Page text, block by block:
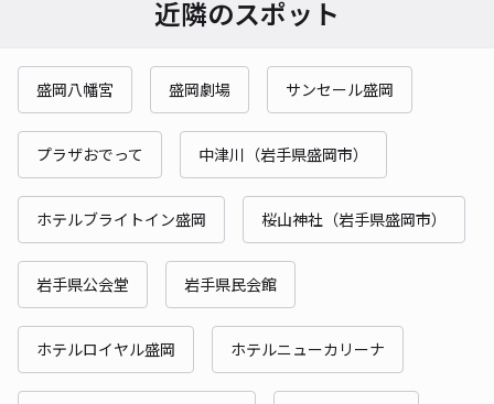
近隣のスポット
盛岡八幡宮 盛岡劇場 サンセール盛岡
プラザおでって 中津川（岩手県盛岡市）
ホテルブライトイン盛岡 桜山神社（岩手県盛岡市）
岩手県公会堂 岩手県民会館
ホテルロイヤル盛岡 ホテルニューカリーナ